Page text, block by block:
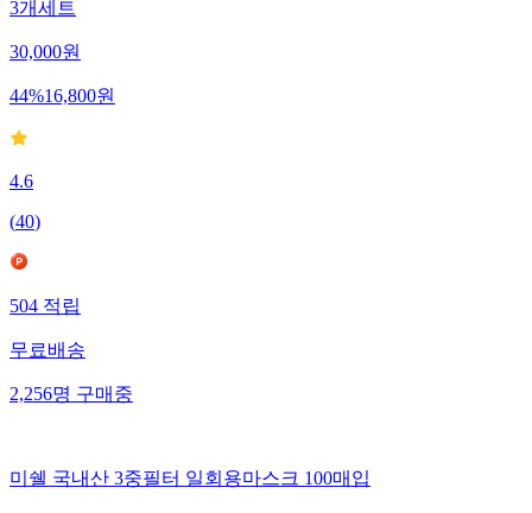
3개세트
30,000원
44%16,800원
4.6
(40)
504적립
무료배송
2,256명구매중
미쉘 국내산 3중필터 일회용마스크 100매입